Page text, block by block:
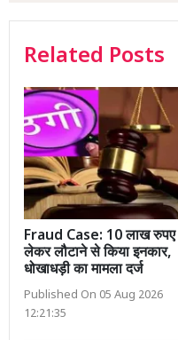
Related Posts
Fraud Case: 10 लाख रुपए
लेकर लौटाने से किया इनकार,
धोखाधड़ी का मामला दर्ज
Published On 05 Aug 2026
12:21:35